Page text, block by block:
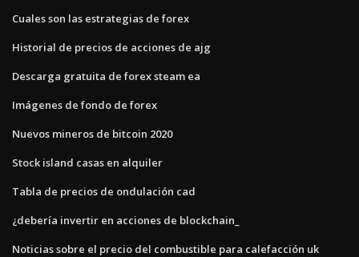
Cuales son las estrategias de forex
Historial de precios de acciones de ajg
Descarga gratuita de forex steam ea
Imágenes de fondo de forex
Nuevos mineros de bitcoin 2020
Stock island casas en alquiler
Tabla de precios de ondulación cad
¿debería invertir en acciones de blockchain_
Noticias sobre el precio del combustible para calefacción uk